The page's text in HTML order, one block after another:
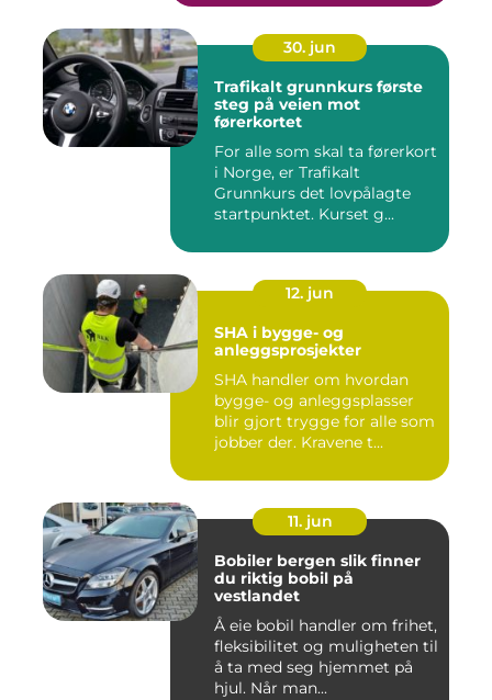
30. jun
Trafikalt grunnkurs første
steg på veien mot
førerkortet
For alle som skal ta førerkort
i Norge, er Trafikalt
Grunnkurs det lovpålagte
startpunktet. Kurset g...
12. jun
SHA i bygge- og
anleggsprosjekter
SHA handler om hvordan
bygge- og anleggsplasser
blir gjort trygge for alle som
jobber der. Kravene t...
11. jun
Bobiler bergen slik finner
du riktig bobil på
vestlandet
Å eie bobil handler om frihet,
fleksibilitet og muligheten til
å ta med seg hjemmet på
hjul. Når man...